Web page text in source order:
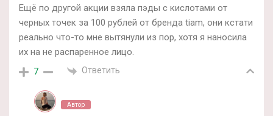
Ещё по другой акции взяла пэды с кислотами от
черных точек за 100 рублей от бренда tiam, они кстати
реально что-то мне вытянули из пор, хотя я наносила
их на не распаренное лицо.
7 Ответить
Автор